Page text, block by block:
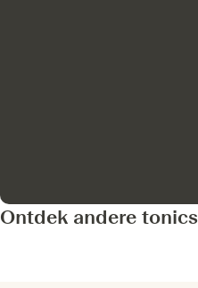
Ontdek andere tonics